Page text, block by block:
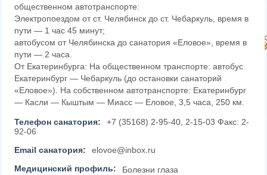
общественном автотранспорте:
Электропоездом от ст. Челябинск до ст. Чебаркуль, время в
пути — 1 час 45 минут;
автобусом от Челябинска до санатория «Еловое», время в
пути — 2 часа.
От Екатеринбурга: На общественном транспорте: автобус
Екатеринбург — Чебаркуль (до остановки санаторий
«Еловое»). На собственном автотранспорте: Екатеринбург
— Касли — Кыштым — Миасс — Еловое, 3,5 часа, 250 км.
Телефон санатория:
+7 (35168) 2-95-40, 2-15-03 Факс: 2-
92-06
Email санатория:
elovoe@inbox.ru
Медицинский профиль:
Болезни глаза